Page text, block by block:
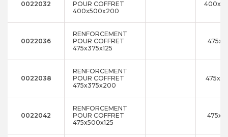
0022032
POUR COFFRET
400x500x200
0022036
RENFORCEMENT
POUR COFFRET
475x375x125
0022038
RENFORCEMENT
POUR COFFRET
475x375x200
0022042
RENFORCEMENT
POUR COFFRET
475x500x125